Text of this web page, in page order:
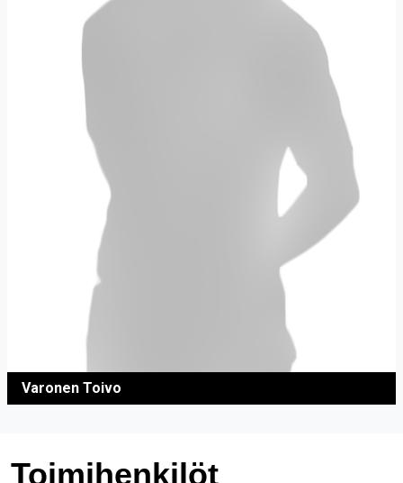
Varonen Toivo
Toimihenkilöt